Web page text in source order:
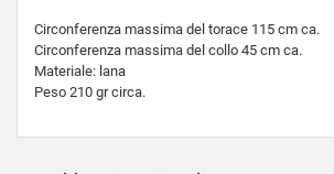
Circonferenza massima del torace 115 cm ca.
Circonferenza massima del collo 45 cm ca.
Materiale: lana
Peso 210 gr circa.